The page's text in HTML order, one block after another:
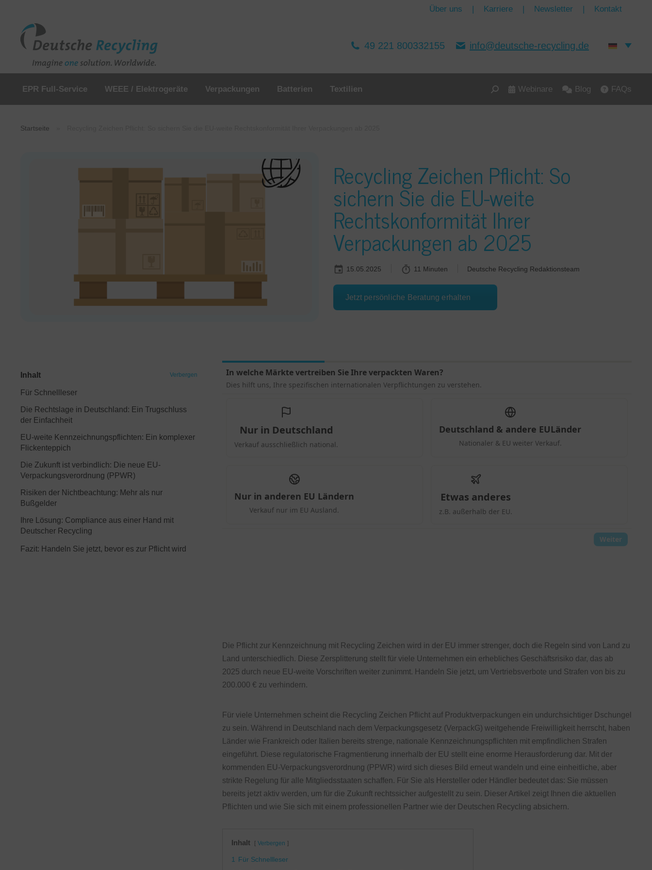
Über uns | Karriere | Newsletter | Kontakt
49 221 800332155 info@deutsche-recycling.de
EPR Full-Service WEEE / Elektrogeräte Verpackungen Batterien Textilien Search: Webinare Blog FAQs
Startseite
Recycling Zeichen Pflicht: So
sichern Sie die EU-weite
Rechtskonformität Ihrer
Verpackungen ab 2025
15.05.2025 11 Minuten Deutsche Recycling Redaktionsteam
Jetzt persönliche Beratung erhalten
Inhalt Verbergen
Für Schnellleser
Die Rechtslage in Deutschland: Ein Trugschluss
der Einfachheit
EU-weite Kennzeichnungspflichten: Ein komplexer
Flickenteppich
Die Zukunft ist verbindlich: Die neue EU-
Verpackungsverordnung (PPWR)
Risiken der Nichtbeachtung: Mehr als nur
Bußgelder
Ihre Lösung: Compliance aus einer Hand mit
Deutscher Recycling
Fazit: Handeln Sie jetzt, bevor es zur Pflicht wird
Die Pflicht zur Kennzeichnung mit Recycling Zeichen wird in der EU immer strenger, doch die Regeln sind von Land zu
Land unterschiedlich. Diese Zersplitterung stellt für viele Unternehmen ein erhebliches Geschäftsrisiko dar, das ab
2025 durch neue EU-weite Vorschriften weiter zunimmt. Handeln Sie jetzt, um Vertriebsverbote und Strafen von bis zu
200.000 € zu verhindern.
Für viele Unternehmen scheint die Recycling Zeichen Pflicht auf Produktverpackungen ein undurchsichtiger Dschungel
zu sein. Während in Deutschland nach dem Verpackungsgesetz (VerpackG) weitgehende Freiwilligkeit herrscht, haben
Länder wie Frankreich oder Italien bereits strenge, nationale Kennzeichnungspflichten mit empfindlichen Strafen
eingeführt. Diese regulatorische Fragmentierung innerhalb der EU stellt eine enorme Herausforderung dar. Mit der
kommenden EU-Verpackungsverordnung (PPWR) wird sich dieses Bild erneut wandeln und eine einheitliche, aber
strikte Regelung für alle Mitgliedsstaaten schaffen. Für Sie als Hersteller oder Händler bedeutet das: Sie müssen
bereits jetzt aktiv werden, um für die Zukunft rechtssicher aufgestellt zu sein. Dieser Artikel zeigt Ihnen die aktuellen
Pflichten und wie Sie sich mit einem professionellen Partner wie der Deutschen Recycling absichern.
Inhalt Verbergen
1 Für Schnellleser